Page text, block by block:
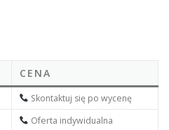
CENA
Skontaktuj się po wycenę
Oferta indywidualna